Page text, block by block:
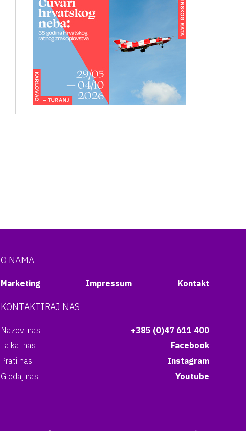
O NAMA
Marketing Impressum Kontakt
KONTAKTIRAJ NAS
Nazovi nas
+385 (0)47 611 400
Lajkaj nas
Facebook
Prati nas
Instagram
Gledaj nas
Youtube